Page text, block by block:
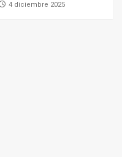
4 diciembre 2025